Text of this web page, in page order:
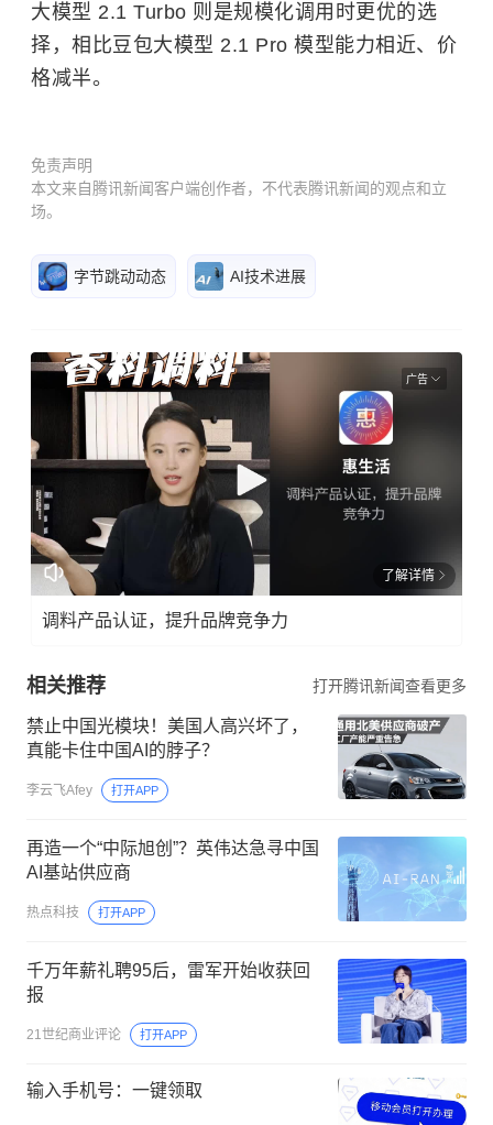
大模型 2.1 Turbo 则是规模化调用时更优的选
择，相比豆包大模型 2.1 Pro 模型能力相近、价
格减半。
免责声明
本文来自腾讯新闻客户端创作者，不代表腾讯新闻的观点和立
场。
字节跳动动态 AI技术进展
广告
了解详情
调料产品认证，提升品牌竞争力
相关推荐 打开腾讯新闻查看更多
禁止中国光模块！美国人高兴坏了，
真能卡住中国AI的脖子？
李云飞Afey 打开APP
再造一个“中际旭创”？英伟达急寻中国
AI基站供应商
热点科技 打开APP
千万年薪礼聘95后，雷军开始收获回
报
21世纪商业评论 打开APP
输入手机号：一键领取